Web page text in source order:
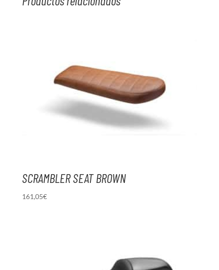
SCRAMBLER SEAT BROWN
161,05€